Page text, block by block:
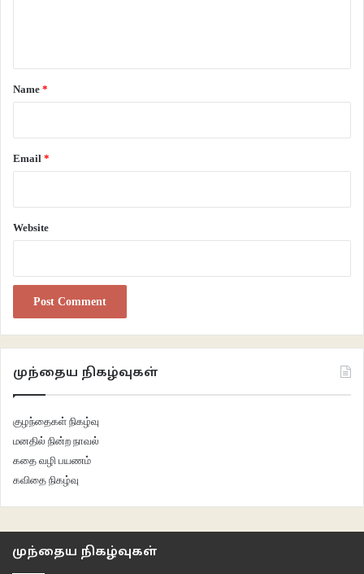
*
Name *
Email *
Website
முந்தைய நிகழ்வுகள்
குழந்தைகள் நிகழ்வு
மனதில் நின்ற நாவல்
கதை வழி பயணம்
கவிதை நிகழ்வு
முந்தைய நிகழ்வுகள்